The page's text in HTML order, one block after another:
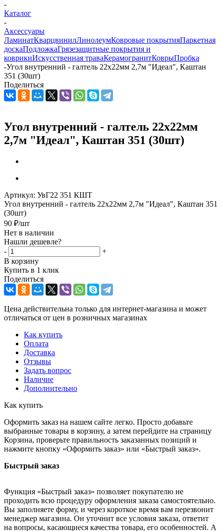
-
Каталог
-
Аксессуары
ЛаминатКварцвинилЛинолеумКовровые покрытияПаркетная
доскаПодложкаГрязезащитные покрытия и
коврикиИскусственная траваКерамогранитКоврыПробка
-Угол внутренний - галтель 22х22мм 2,7м "Идеал", Каштан
351 (30шт)
Поделиться
Угол внутренний - галтель 22х22мм
2,7м "Идеал", Каштан 351 (30шт)
Артикул: УвГ22 351 КШТ
Угол внутренний - галтель 22х22мм 2,7м "Идеал", Каштан 351
(30шт)
90 ₽/шт
Нет в наличии
Нашли дешевле?
-
+
В корзину
Купить в 1 клик
Поделиться
Цена действительна только для интернет-магазина и может
отличаться от цен в розничных магазинах
Как купить
Оплата
Доставка
Отзывы
Задать вопрос
Наличие
Дополнительно
Как купить
Оформить заказ на нашем сайте легко. Просто добавьте
выбранные товары в корзину, а затем перейдите на страницу
Корзина, проверьте правильность заказанных позиций и
нажмите кнопку «Оформить заказ» или «Быстрый заказ».
Быстрый заказ
Функция «Быстрый заказ» позволяет покупателю не
проходить всю процедуру оформления заказа самостоятельно.
Вы заполняете форму, и через короткое время вам перезвонит
менеджер магазина. Он уточнит все условия заказа, ответит
на вопросы, касающиеся качества товара, его особенностей. А